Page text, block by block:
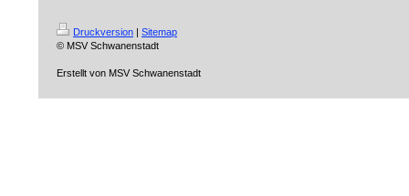
Druckversion | Sitemap
© MSV Schwanenstadt
Erstellt von MSV Schwanenstadt